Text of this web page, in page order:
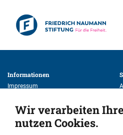
Informationen
Impressum
Weitere Angebote
Wir verarbeiten
nutzen Cookies.